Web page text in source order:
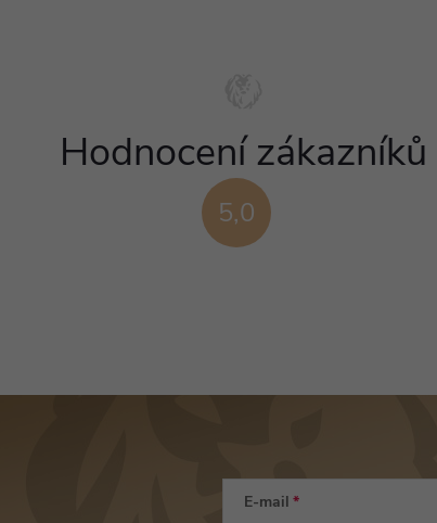
5,0
Hodnocení zákazníků
E-mail